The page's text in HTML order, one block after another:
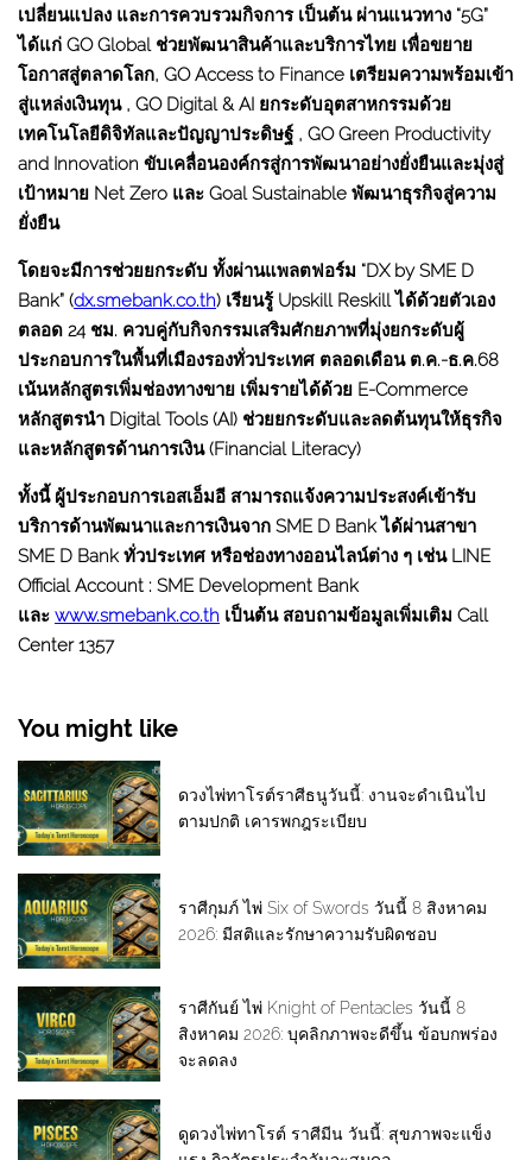
เปลี่ยนแปลง และการควบรวมกิจการ เป็นต้น ผ่านแนวทาง “5G”
ได้แก่ GO Global ช่วยพัฒนาสินค้าและบริการไทย เพื่อขยาย
โอกาสสู่ตลาดโลก, GO Access to Finance เตรียมความพร้อมเข้า
สู่แหล่งเงินทุน , GO Digital & AI ยกระดับอุตสาหกรรมด้วย
เทคโนโลยีดิจิทัลและปัญญาประดิษฐ์ , GO Green Productivity
and Innovation ขับเคลื่อนองค์กรสู่การพัฒนาอย่างยั่งยืนและมุ่งสู่
เป้าหมาย Net Zero และ Goal Sustainable พัฒนาธุรกิจสู่ความ
ยั่งยืน
โดยจะมีการช่วยยกระดับ ทั้งผ่านแพลตฟอร์ม “DX by SME D
Bank” (dx.smebank.co.th) เรียนรู้ Upskill Reskill ได้ด้วยตัวเอง
ตลอด 24 ชม. ควบคู่กับกิจกรรมเสริมศักยภาพที่มุ่งยกระดับผู้
ประกอบการในพื้นที่เมืองรองทั่วประเทศ ตลอดเดือน ต.ค.-ธ.ค.68
เน้นหลักสูตรเพิ่มช่องทางขาย เพิ่มรายได้ด้วย E-Commerce
หลักสูตรนำ Digital Tools (AI) ช่วยยกระดับและลดต้นทุนให้ธุรกิจ
และหลักสูตรด้านการเงิน (Financial Literacy)
ทั้งนี้ ผู้ประกอบการเอสเอ็มอี สามารถแจ้งความประสงค์เข้ารับ
บริการด้านพัฒนาและการเงินจาก SME D Bank ได้ผ่านสาขา
SME D Bank ทั่วประเทศ หรือช่องทางออนไลน์ต่าง ๆ เช่น LINE
Official Account : SME Development Bank
และ www.smebank.co.th เป็นต้น สอบถามข้อมูลเพิ่มเติม Call
Center 1357
You might like
ดวงไพ่ทาโรต์ราศีธนูวันนี้: งานจะดำเนินไป
ตามปกติ เคารพกฎระเบียบ
ราศีกุมภ์ ไพ่ Six of Swords วันนี้ 8 สิงหาคม
2026: มีสติและรักษาความรับผิดชอบ
ราศีกันย์ ไพ่ Knight of Pentacles วันนี้ 8
สิงหาคม 2026: บุคลิกภาพจะดีขึ้น ข้อบกพร่อง
จะลดลง
ดูดวงไพ่ทาโรต์ ราศีมีน วันนี้: สุขภาพจะแข็ง